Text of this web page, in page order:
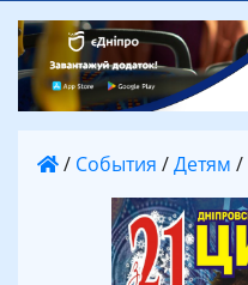
/ События /Детям /